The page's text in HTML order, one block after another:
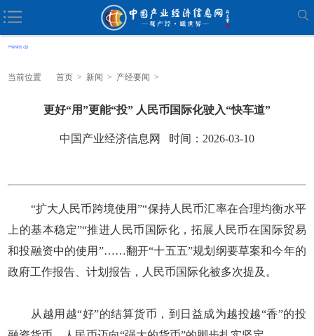
当前位置 首页 > 新闻 > 产经要闻 >
更好“用”更能“投” 人民币国际化驶入“快车道”
中国产业经济信息网 时间：2026-03-10
“扩大人民币跨境使用”“保持人民币汇率在合理均衡水平
上的基本稳定”“推进人民币国际化，拓展人民币在国际贸易
和投融资中的使用”……翻开“十五五”规划纲要草案和今年的
政府工作报告、计划报告，人民币国际化被多次提及。
从越用越“好”的结算货币，到日益成为越投越“香”的投